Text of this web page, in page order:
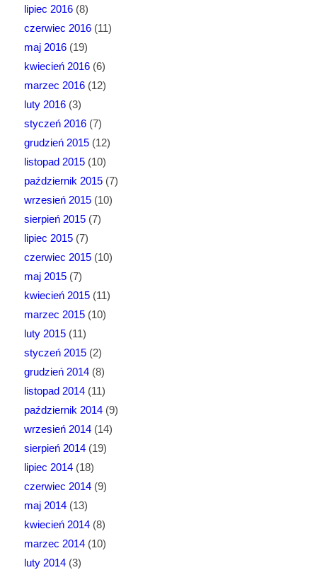
lipiec 2016(8)
czerwiec 2016(11)
maj 2016(19)
kwiecień 2016(6)
marzec 2016(12)
luty 2016(3)
styczeń 2016(7)
grudzień 2015(12)
listopad 2015(10)
październik 2015(7)
wrzesień 2015(10)
sierpień 2015(7)
lipiec 2015(7)
czerwiec 2015(10)
maj 2015(7)
kwiecień 2015(11)
marzec 2015(10)
luty 2015(11)
styczeń 2015(2)
grudzień 2014(8)
listopad 2014(11)
październik 2014(9)
wrzesień 2014(14)
sierpień 2014(19)
lipiec 2014(18)
czerwiec 2014(9)
maj 2014(13)
kwiecień 2014(8)
marzec 2014(10)
luty 2014(3)